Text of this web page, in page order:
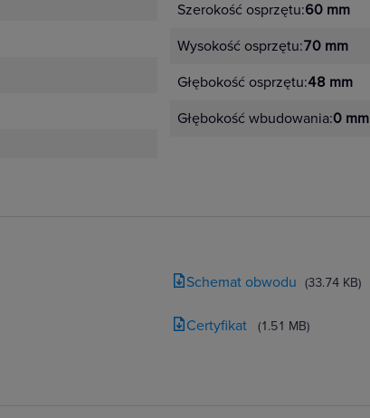
Szerokość osprzętu:60 mm
Wysokość osprzętu:70 mm
Głębokość osprzętu:48 mm
Głębokość wbudowania:0 mm
Schemat obwodu (33.74 KB)
Certyfikat (1.51 MB)